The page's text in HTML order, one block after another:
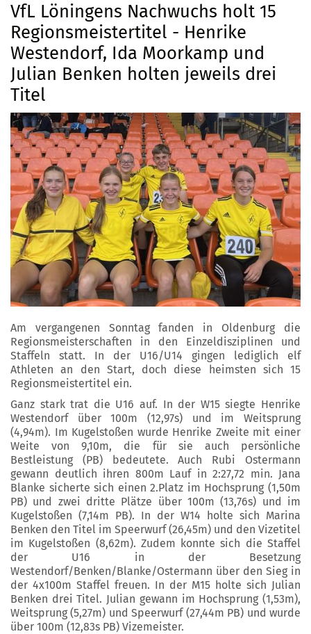
VfL Löningens Nachwuchs holt 15
Regionsmeistertitel - Henrike
Westendorf, Ida Moorkamp und
Julian Benken holten jeweils drei
Titel
Am vergangenen Sonntag fanden in Oldenburg die
Regionsmeisterschaften in den Einzeldisziplinen und
Staffeln statt. In der U16/U14 gingen lediglich elf
Athleten an den Start, doch diese heimsten sich 15
Regionsmeistertitel ein.
Ganz stark trat die U16 auf. In der W15 siegte Henrike
Westendorf über 100m (12,97s) und im Weitsprung
(4,94m). Im Kugelstoßen wurde Henrike Zweite mit einer
Weite von 9,10m, die für sie auch persönliche
Bestleistung (PB) bedeutete. Auch Rubi Ostermann
gewann deutlich ihren 800m Lauf in 2:27,72 min. Jana
Blanke sicherte sich einen 2.Platz im Hochsprung (1,50m
PB) und zwei dritte Plätze über 100m (13,76s) und im
Kugelstoßen (7,14m PB). In der W14 holte sich Marina
Benken den Titel im Speerwurf (26,45m) und den Vizetitel
im Kugelstoßen (8,62m). Zudem konnte sich die Staffel
der U16 in der Besetzung
Westendorf/Benken/Blanke/Ostermann über den Sieg in
der 4x100m Staffel freuen. In der M15 holte sich Julian
Benken drei Titel. Julian gewann im Hochsprung (1,53m),
Weitsprung (5,27m) und Speerwurf (27,44m PB) und wurde
über 100m (12,83s PB) Vizemeister.